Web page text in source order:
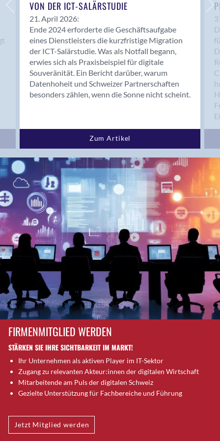
Bern 15
Bern 22
Bern 65
Bern 9
Bern-Zollikofen
Biel/Bienne
Binningen
Bolligen
Bremgarten bei Bern
Brig
Brig-Glis
Bronschhofen
Brugg
Brugg AG
Brütten
Bubendorf
Bubikon
Burgdorf
Bäretswil
Bülach
Cazis
Cham
Chur
Crissier
Davos Platz
Dietikon
Dietlikon
VON DER ICT-SALÄRSTUDIE
21. April 2026:
Ende 2024 erforderte die Geschäftsaufgabe
eines Dienstleisters die kurzfristige Migration
der ICT-Salärstudie. Was als Notfall begann,
erwies sich als Praxisbeispiel für digitale
Souveränität. Ein Bericht darüber, warum
Datenhoheit und Schweizer Partnerschaften
besonders zählen, wenn die Sonne nicht scheint.
Zum Artikel
FIRMENMITGLIED WERDEN
STÄRKEN SIE IHRE SICHTBARKEIT IM MARKT!
Ihr Unternehmen als aktiven Player im IT-Sektor
Zugang zu relevanten Akteur:innen der digitalen Wirtschaft
Mitarbeitende am Puls der digitalen Schweiz
Gezielte Unterstützung für Fachbereiche und Führung
Jetzt Mitglied werden